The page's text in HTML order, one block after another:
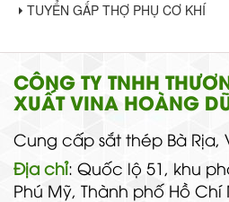
TUYỂN GẤP THỢ PHỤ CƠ KHÍ
CÔNG TY TNHH
XUẤT VINA HOÀNG
Cung cấp sắt thép Bà Rịa,
Địa chỉ: Quốc lộ 51, khu
Phú Mỹ, Thành phố Hồ